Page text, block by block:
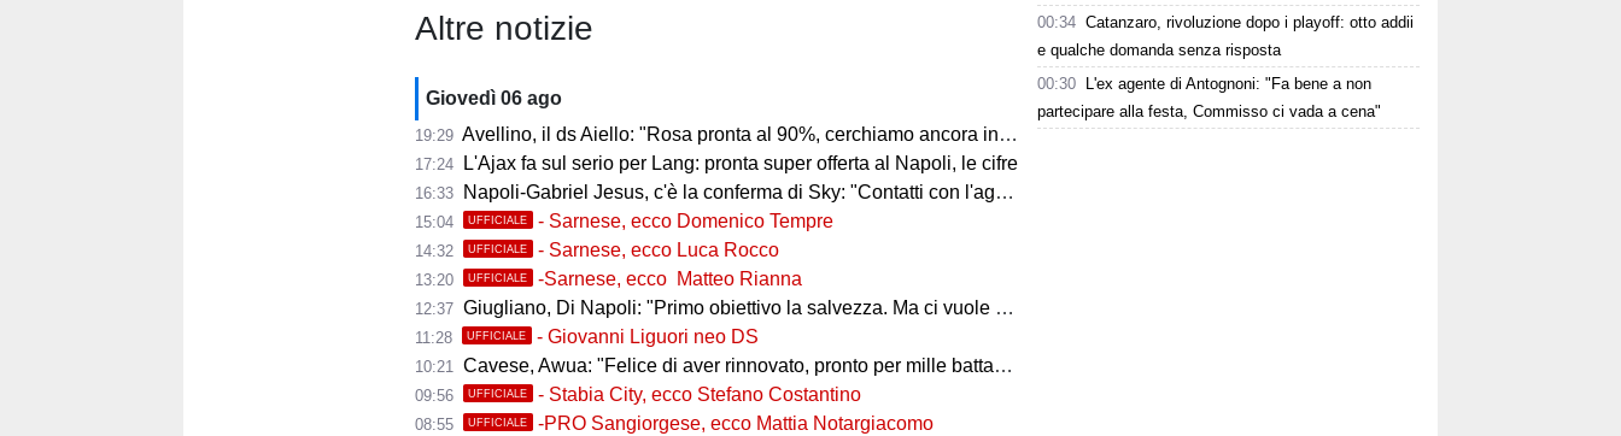
Altre notizie
Giovedì 06 ago
19:29 Avellino, il ds Aiello: "Rosa pronta al 90%, cerchiamo ancora innesti di qualità"
17:24 L'Ajax fa sul serio per Lang: pronta super offerta al Napoli, le cifre
16:33 Napoli-Gabriel Jesus, c'è la conferma di Sky: "Contatti con l'agente, i dettagli"
15:04 UFFICIALE - Sarnese, ecco Domenico Tempre
14:32 UFFICIALE - Sarnese, ecco Luca Rocco
13:20 UFFICIALE -Sarnese, ecco Matteo Rianna
12:37 Giugliano, Di Napoli: "Primo obiettivo la salvezza. Ma ci vuole ambizione"
11:28 UFFICIALE - Giovanni Liguori neo DS
10:21 Cavese, Awua: "Felice di aver rinnovato, pronto per mille battaglie"
09:56 UFFICIALE - Stabia City, ecco Stefano Costantino
08:55 UFFICIALE -PRO Sangiorgese, ecco Mattia Notargiacomo
00:34 Catanzaro, rivoluzione dopo i playoff: otto addii
e qualche domanda senza risposta
00:30
L'ex agente di Antognoni: "Fa bene a non
partecipare alla festa, Commisso ci vada a cena"